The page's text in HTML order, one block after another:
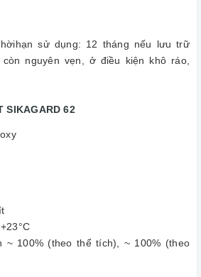
sử dụng: 12 tháng nếu lưu trữ
nguyên vẹn, ở điều kiện khô ráo,
SIKAGARD 62
~ 100% (theo thể tích), ~ 100% (theo